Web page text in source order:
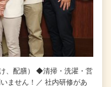
、配膳） ◆清掃・洗濯・営
ません！／ 社内研修があ